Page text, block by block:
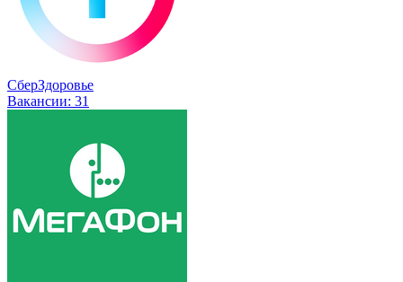
СберЗдоровье
Вакансии: 31